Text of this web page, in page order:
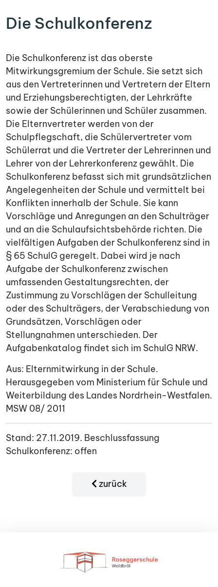
Die Schulkonferenz
Die Schulkonferenz ist das oberste
Mitwirkungsgremium der Schule. Sie setzt sich
aus den Vertreterinnen und Vertretern der Eltern
und Erziehungsberechtigten, der Lehrkräfte
sowie der Schülerinnen und Schüler zusammen.
Die Elternvertreter werden von der
Schulpflegschaft, die Schülervertreter vom
Schülerrat und die Vertreter der Lehrerinnen und
Lehrer von der Lehrerkonferenz gewählt. Die
Schulkonferenz befasst sich mit grundsätzlichen
Angelegenheiten der Schule und vermittelt bei
Konflikten innerhalb der Schule. Sie kann
Vorschläge und Anregungen an den Schulträger
und an die Schulaufsichtsbehörde richten. Die
vielfältigen Aufgaben der Schulkonferenz sind in
§ 65 SchulG geregelt. Dabei wird je nach
Aufgabe der Schulkonferenz zwischen
umfassenden Gestaltungsrechten, der
Zustimmung zu Vorschlägen der Schulleitung
oder des Schulträgers, der Verabschiedung von
Grundsätzen, Vorschlägen oder
Stellungnahmen unterschieden. Der
Aufgabenkatalog findet sich im SchulG NRW.
Aus: Elternmitwirkung in der Schule.
Herausgegeben vom Ministerium für Schule und
Weiterbildung des Landes Nordrhein-Westfalen.
MSW 08/ 2011
Stand: 27.11.2019. Beschlussfassung
Schulkonferenz: offen
zurück